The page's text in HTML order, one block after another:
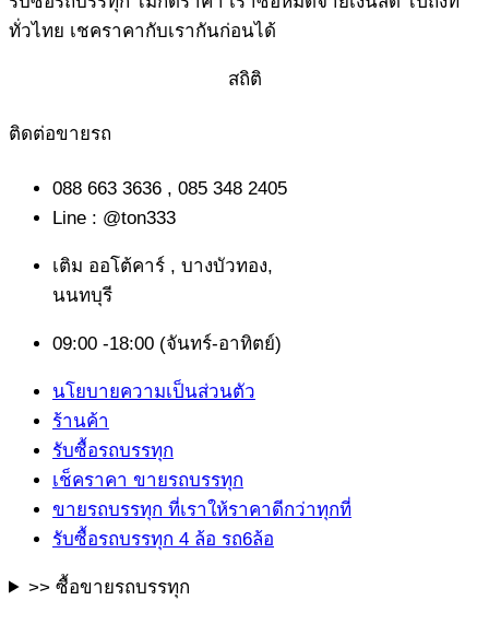
ทั่วไทย เชคราคากับเรากันก่อนได้‎
สถิติ
ติดต่อขายรถ
088 663 3636 , 085 348 2405
Line : @ton333
เติม ออโต้คาร์ , บางบัวทอง,
นนทบุรี
09:00 -18:00 (จันทร์-อาทิตย์)
นโยบายความเป็นส่วนตัว
ร้านค้า
รับซื้อรถบรรทุก
เช็คราคา ขายรถบรรทุก
ขายรถบรรทุก ที่เราให้ราคาดีกว่าทุกที่
รับซื้อรถบรรทุก 4 ล้อ รถ6ล้อ
>> ซื้อขายรถบรรทุก